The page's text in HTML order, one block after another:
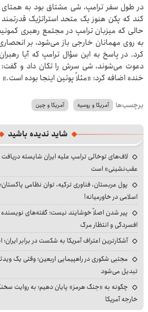
در طول سفر ترامپ، شی مشتاق بود به همتای
کند که پکن هنوز یک متحد استراتژیک
حالی که میزبان ترامپ در مجتمع رهبری
به روی مهمانان خارجی باز می‌شود، بر
کرد. در پاسخ به این سؤال ترامپ که آیا
دعوت می‌شوند، شی سرش را تکان داد و گفت:
خنده اضافه کرد: «مثلاً پوتین اینجا بوده است.»
برچسب‌ها آمریکا و روسیه آمریکا و چین
شاید ندیده باشید
لاف‌های توخالی ترامپ علیه ایران شایسته
عقب‌نشینی» است
پول عربستان، فناوری ترکیه، توان نظامی
اسلامی در خاورمیانه!
پیر شدن اصلاً خوشایند نیست؛ گفته‌های نویسنده
افسردگی و انتظار مرگ
آشکارترین اعتراف آمریکا به شکست در برابر ایران؛
مجتبی شکوری در راهپیمایی اربعین؛ وقتی یک
تبدیل می‌شود
چگونه به «جنگ هرمز» پایان دهیم؛ به روایت
خارجه آمریکا